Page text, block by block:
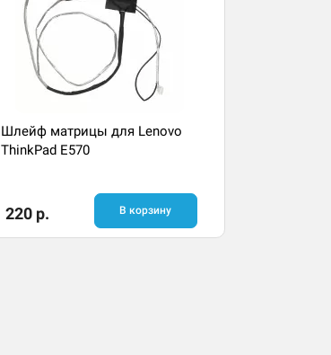
Шлейф матрицы для Lenovo
ThinkPad E570
220 р. В корзину